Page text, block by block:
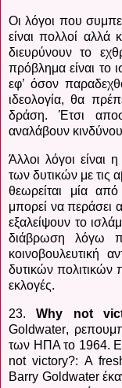
Οι λόγοι που
είναι πολλοί αλλά
διευρύνουν το
πρόβλημα είναι το
εφ’ όσον
ιδεολογία, θα
δράση. Έτσι
αναλάβουν
Άλλοι λόγοι είναι
των δυτικών με τις
θεωρείται μία από
μπορεί να περάσει
εξαλείψουν το
διάβρωση λόγω
κοινοβουλευτική
δυτικών πολιτικών
εκλογές.
23.Why not
Goldwater,
των ΗΠΑ το 1964.
not victory?: A
Barry Goldwater